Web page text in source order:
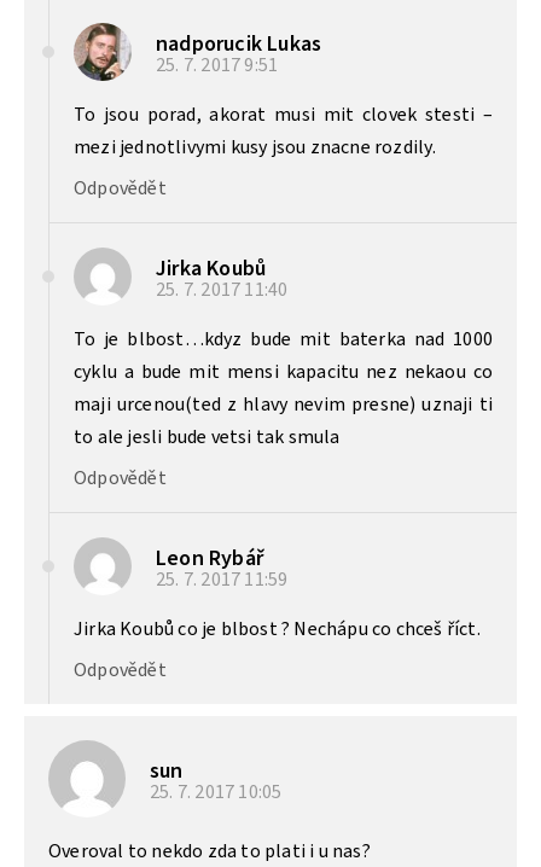
nadporucik Lukas
25. 7. 20179:51
To jsou porad, akorat musi mit clovek stesti –
mezi jednotlivymi kusy jsou znacne rozdily.
Odpovědět
Jirka Koubů
25. 7. 201711:40
To je blbost…kdyz bude mit baterka nad 1000
cyklu a bude mit mensi kapacitu nez nekaou co
maji urcenou(ted z hlavy nevim presne) uznaji ti
to ale jesli bude vetsi tak smula
Odpovědět
Leon Rybář
25. 7. 201711:59
Jirka Koubů co je blbost ? Nechápu co chceš říct.
Odpovědět
sun
25. 7. 201710:05
Overoval to nekdo zda to plati i u nas?